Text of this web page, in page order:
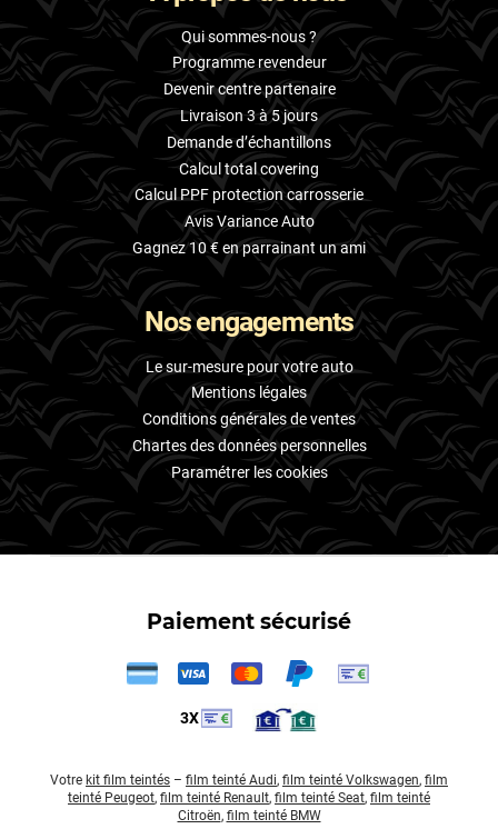
Qui sommes-nous ?
Programme revendeur
Devenir centre partenaire
Livraison 3 à 5 jours
Demande d’échantillons
Calcul total covering
Calcul PPF protection carrosserie
Avis Variance Auto
Gagnez 10 € en parrainant un ami
Nos engagements
Le sur-mesure pour votre auto
Mentions légales
Conditions générales de ventes
Chartes des données personnelles
Paramétrer les cookies
Paiement sécurisé
3X
Votre kit film teintés – film teinté Audi, film teinté Volkswagen, film
teinté Peugeot, film teinté Renault, film teinté Seat, film teinté
Citroën, film teinté BMW